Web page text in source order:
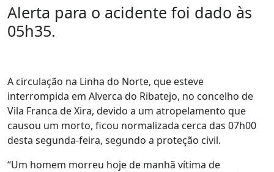
Alerta para o acidente foi dado às
05h35.
A circulação na Linha do Norte, que esteve
interrompida em Alverca do Ribatejo, no concelho de
Vila Franca de Xira, devido a um atropelamento que
causou um morto, ficou normalizada cerca das 07h00
desta segunda-feira, segundo a proteção civil.
“Um homem morreu hoje de manhã vítima de